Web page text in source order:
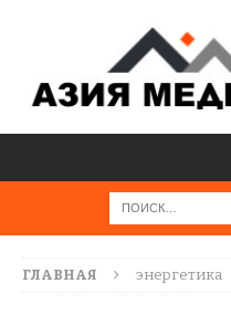
ГЛАВНАЯ энергетика